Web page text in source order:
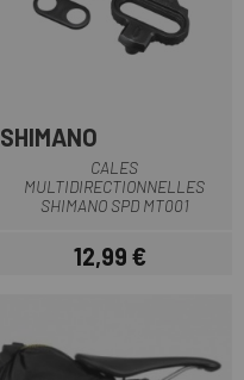
SHIMANO
CALES
MULTIDIRECTIONNELLES
SHIMANO SPD MT001
Prix
12,99 €